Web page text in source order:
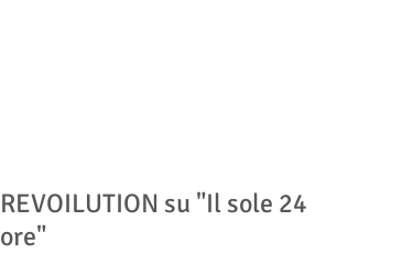
REVOILUTION su "Il sole 24
ore"